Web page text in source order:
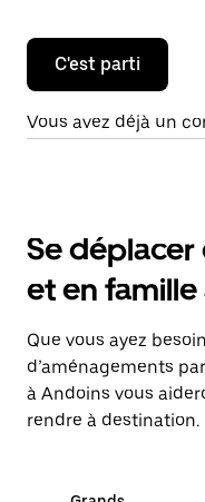
C'est parti
Vous avez déjà un
Se
et en
Que vous ayez
d’aménagements
à Andoins vous
rendre à destination.